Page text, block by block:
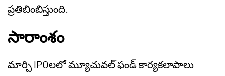
ప్రతిబింబిస్తుంది.
సారాంశం
మార్చి IPOలలో మ్యూచువల్ ఫండ్ కార్యకలాపాలు